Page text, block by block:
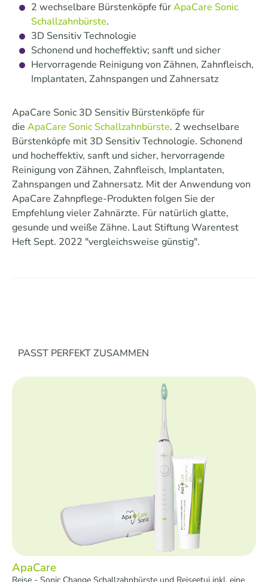
2 wechselbare Bürstenköpfe fürApaCare Sonic
Schallzahnbürste.
3D Sensitiv Technologie
Schonend und hocheffektiv; sanft und sicher
Hervorragende Reinigung von Zähnen, Zahnfleisch,
Implantaten, Zahnspangen und Zahnersatz
ApaCare Sonic 3D Sensitiv Bürstenköpfe für
die ApaCare Sonic Schallzahnbürste. 2 wechselbare
Bürstenköpfe mit 3D Sensitiv Technologie. Schonend
und hocheffektiv, sanft und sicher, hervorragende
Reinigung von Zähnen, Zahnfleisch, Implantaten,
Zahnspangen und Zahnersatz. Mit der Anwendung von
ApaCare Zahnpflege-Produkten folgen Sie der
Empfehlung vieler Zahnärzte. Für natürlich glatte,
gesunde und weiße Zähne. Laut Stiftung Warentest
Heft Sept. 2022 "vergleichsweise günstig".
Produktgalerie überspringen
PASST PERFEKT ZUSAMMEN
ApaCare